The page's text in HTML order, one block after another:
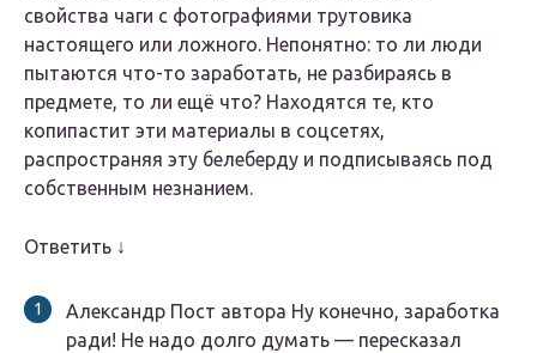
свойства чаги с фотографиями трутовика
настоящего или ложного. Непонятно: то ли люди
пытаются что-то заработать, не разбираясь в
предмете, то ли ещё что? Находятся те, кто
копипастит эти материалы в соцсетях,
распространяя эту белеберду и подписываясь под
собственным незнанием.
Ответить ↓
Александр Пост автора Ну конечно, заработка
ради! Не надо долго думать — пересказал